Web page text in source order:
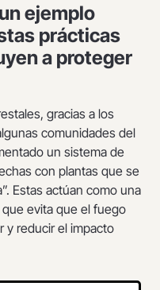
ejemplo
prácticas
a proteger
gracias a los
comunidades del
un sistema de
con plantas que se
Estas actúan como una
evita que el fuego
y reducir el impacto